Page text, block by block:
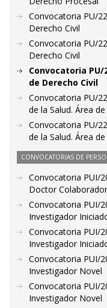
Convocatoria PU/
Derecho Civil
Convocatoria PU/
Derecho Civil
Convocatoria
de Derecho Civil
Convocatoria PU/
de la Salud. Área
Convocatoria PU/
de la Salud. Área
CONVOCATORIAS DE
Convocatoria PUI/
Doctor
Convocatoria PUI/
Investigador
Convocatoria PUI/
Investigador
Convocatoria PUI/
Investigador Novel
Convocatoria PUI/
Investigador Novel